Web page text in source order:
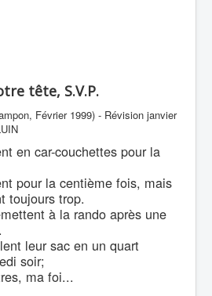
tête, S.V.P.
Février 1999) - Révision janvier
en car-couchettes pour la
pour la centième fois, mais
toujours trop.
à la rando après une
leur sac en un quart
soir;
ma foi...